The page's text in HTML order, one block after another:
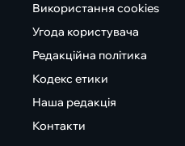
Використання cookies
Угода користувача
Редакційна політика
Кодекс етики
Наша редакція
Контакти